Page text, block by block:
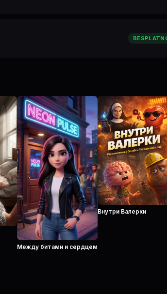
Между битами и сердцем
Внутри Валерки